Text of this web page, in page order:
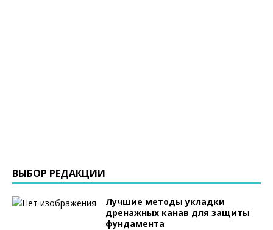
ВЫБОР РЕДАКЦИИ
Лучшие методы укладки
дренажных канав для защиты
фундамента